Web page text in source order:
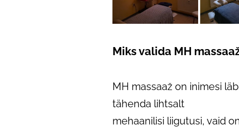
Miks valida MH
MH massaaž on inimesi
tähenda lihtsalt
mehaanilisi liigutusi, vaid